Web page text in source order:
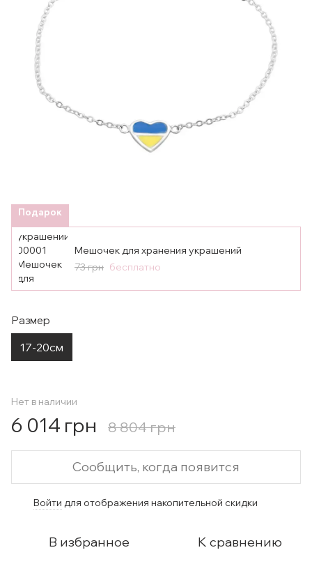
Подарок
Мешочек для хранения украшений
73 грн бесплатно
Размер
17-20см
Нет в наличии
6 014 грн 8 804 грн
Сообщить, когда появится
Войти для отображения накопительной скидки
В избранное К сравнению